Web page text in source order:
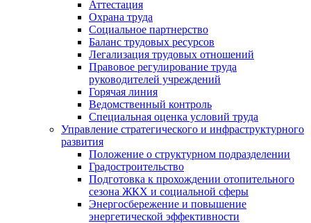
Аттестация
Охрана труда
Социальное партнерство
Баланс трудовых ресурсов
Легализация трудовых отношений
Правовое регулирование труда
руководителей учреждений
Горячая линия
Ведомственный контроль
Специальная оценка условий труда
Управление стратегического и инфраструктурного
развития
Положение о структурном подразделении
Градостроительство
Подготовка к прохождении отопительного
сезона ЖКХ и социальной сферы
Энергосбережение и повышение
энергетической эффективности